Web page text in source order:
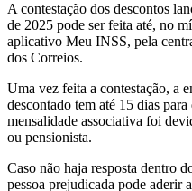
A contestação dos descontos
de 2025 pode ser feita até, no
aplicativo Meu INSS, pela
dos Correios.
Uma vez feita a contestação, a
descontado tem até 15 dias
mensalidade associativa foi
ou pensionista.
Caso não haja resposta dentro
pessoa prejudicada pode aderir